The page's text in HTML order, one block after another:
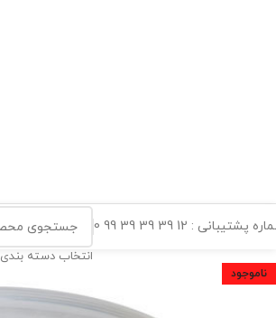
پشتیبانی : 12 39 39 39 99 0
انتخاب دسته بندی
ناموجود